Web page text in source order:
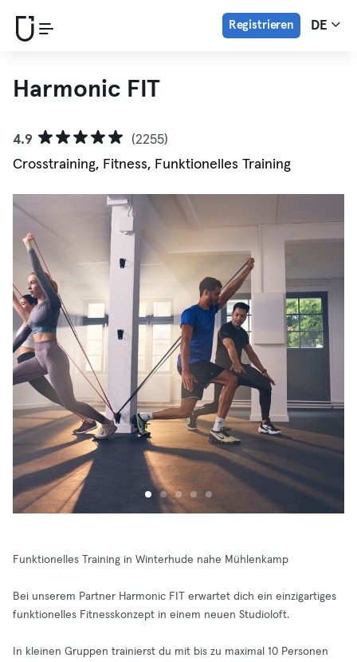
Registrieren DE
Harmonic FIT
4.9
(2255)
Crosstraining, Fitness, Funktionelles Training
Funktionelles Training in Winterhude nahe Mühlenkamp
Bei unserem Partner Harmonic FIT erwartet dich ein einzigartiges
funktionelles Fitnesskonzept in einem neuen Studioloft.
In kleinen Gruppen trainierst du mit bis zu maximal 10 Personen